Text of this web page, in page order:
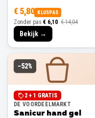
€ 5,80 KLUSPAS
Zonder pas € 6,10 € 14,04
Bekijk →
−52%
2 + 1 GRATIS
DE VOORDEELMARKT
Sanicur hand gel